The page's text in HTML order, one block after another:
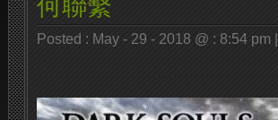
何聯繫
Posted : May - 29 - 2018 @ : 8:54 pm |